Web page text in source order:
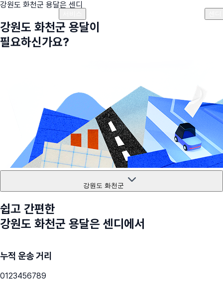
강원도 화천군 용달은 센디
강원도 화천군 용달이
필요하신가요?
강원도 화천군
쉽고 간편한
강원도 화천군 용달은 센디에서
누적 운송 거리
0123456789